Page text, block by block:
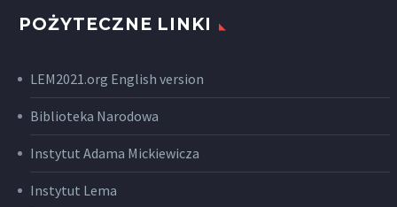
POŻYTECZNE LINKI
LEM2021.org English version
Biblioteka Narodowa
Instytut Adama Mickiewicza
Instytut Lema